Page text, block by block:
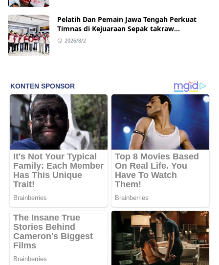
Pelatih Dan Pemain Jawa Tengah Perkuat
Timnas di Kejuaraan Sepak takraw
Internasional
2026/8/2